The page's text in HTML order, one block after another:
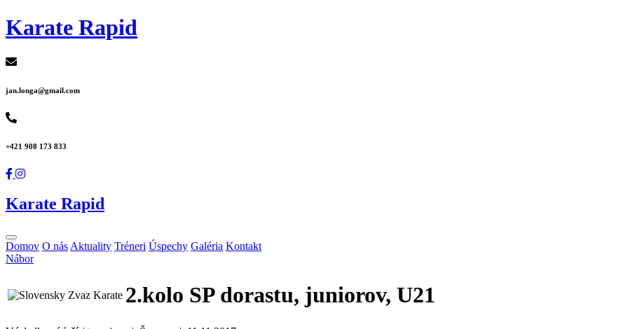
Karate Rapid
jan.longa@gmail.com
+421 908 173 833
Karate Rapid
Domov O nás Aktuality Tréneri Úspechy Galéria Kontakt
Nábor
2.kolo SP dorastu, juniorov, U21